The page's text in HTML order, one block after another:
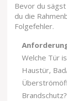
Bevor du
du die
Folgefehler.
Welche Tür
Haustür,